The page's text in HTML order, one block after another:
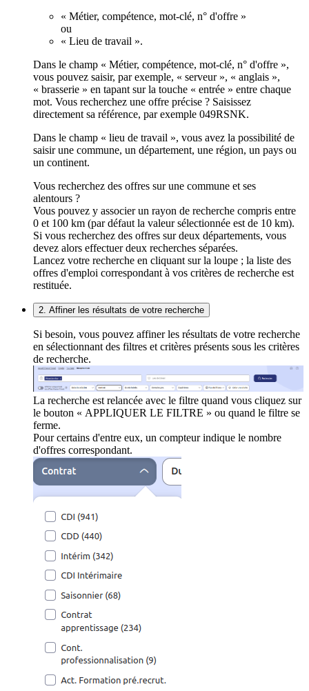
« Métier, compétence, mot-clé, n° d'offre »
ou
« Lieu de travail ».
Dans le champ « Métier, compétence, mot-clé, n° d'offre »,
vous pouvez saisir, par exemple, « serveur », « anglais »,
« brasserie » en tapant sur la touche « entrée » entre chaque
mot. Vous recherchez une offre précise ? Saisissez
directement sa référence, par exemple 049RSNK.
Dans le champ « lieu de travail », vous avez la possibilité de
saisir une commune, un département, une région, un pays ou
un continent.
Vous recherchez des offres sur une commune et ses
alentours ?
Vous pouvez y associer un rayon de recherche compris entre
0 et 100 km (par défaut la valeur sélectionnée est de 10 km).
Si vous recherchez des offres sur deux départements, vous
devez alors effectuer deux recherches séparées.
Lancez votre recherche en cliquant sur la loupe ; la liste des
offres d'emploi correspondant à vos critères de recherche est
restituée.
2. Affiner les résultats de votre recherche
Si besoin, vous pouvez affiner les résultats de votre recherche
en sélectionnant des filtres et critères présents sous les critères
de recherche.
La recherche est relancée avec le filtre quand vous cliquez sur
le bouton « APPLIQUER LE FILTRE » ou quand le filtre se
ferme.
Pour certains d'entre eux, un compteur indique le nombre
d'offres correspondant.